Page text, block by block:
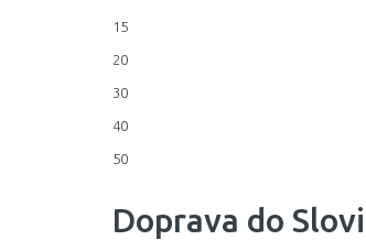
15
20
30
40
50
Doprava do